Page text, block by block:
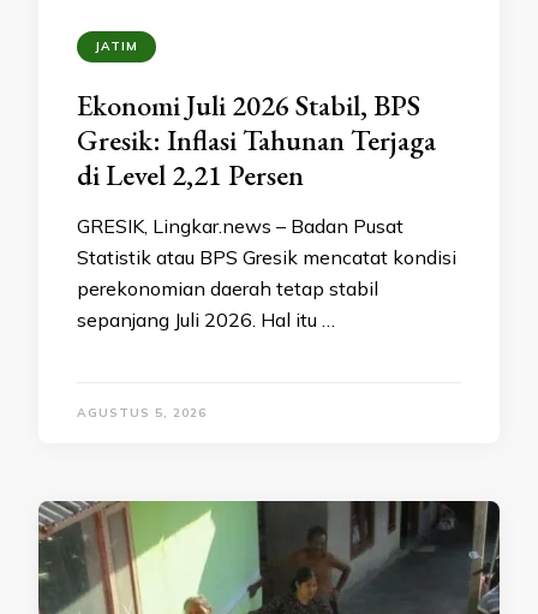
JATIM
Ekonomi Juli 2026 Stabil, BPS
Gresik: Inflasi Tahunan Terjaga
di Level 2,21 Persen
GRESIK, Lingkar.news – Badan Pusat
Statistik atau BPS Gresik mencatat kondisi
perekonomian daerah tetap stabil
sepanjang Juli 2026. Hal itu …
AGUSTUS 5, 2026